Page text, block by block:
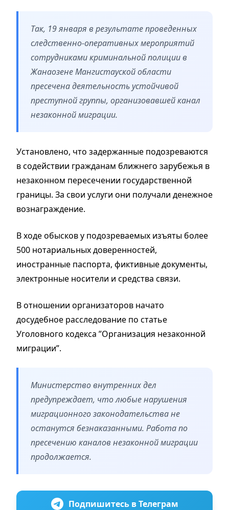
Так, 19 января в результате проведенных
следственно-оперативных мероприятий
сотрудниками криминальной полиции в
Жанаозене Мангистауской области
пресечена деятельность устойчивой
преступной группы, организовавшей канал
незаконной миграции.
Установлено, что задержанные подозреваются
в содействии гражданам ближнего зарубежья в
незаконном пересечении государственной
границы. За свои услуги они получали денежное
вознаграждение.
В ходе обысков у подозреваемых изъяты более
500 нотариальных доверенностей,
иностранные паспорта, фиктивные документы,
электронные носители и средства связи.
В отношении организаторов начато
досудебное расследование по статье
Уголовного кодекса ”Организация незаконной
миграции”.
Министерство внутренних дел
предупреждает, что любые нарушения
миграционного законодательства не
останутся безнаказанными. Работа по
пресечению каналов незаконной миграции
продолжается.
Подпишитесь в Телеграм